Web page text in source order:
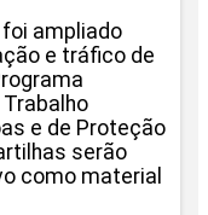
ampliado
e tráfico de
e de Proteção
serão
como material